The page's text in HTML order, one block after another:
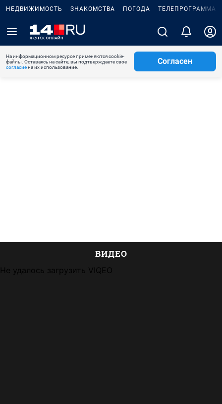
НЕДВИЖИМОСТЬ ЗНАКОМСТВА ПОГОДА ТЕЛЕПРОГРАММА
На информационном ресурсе применяются cookie-
файлы. Оставаясь на сайте, вы подтверждаете свое
согласиена их использование.
Согласен
ВИДЕО
Не удалось загрузить VIQEO